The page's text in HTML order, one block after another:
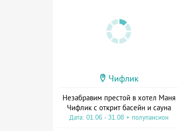
Чифлик
Незабравим престой в хотел Маня
Чифлик с открит басейн и сауна
Дата: 01.06 - 31.08 + полупансион